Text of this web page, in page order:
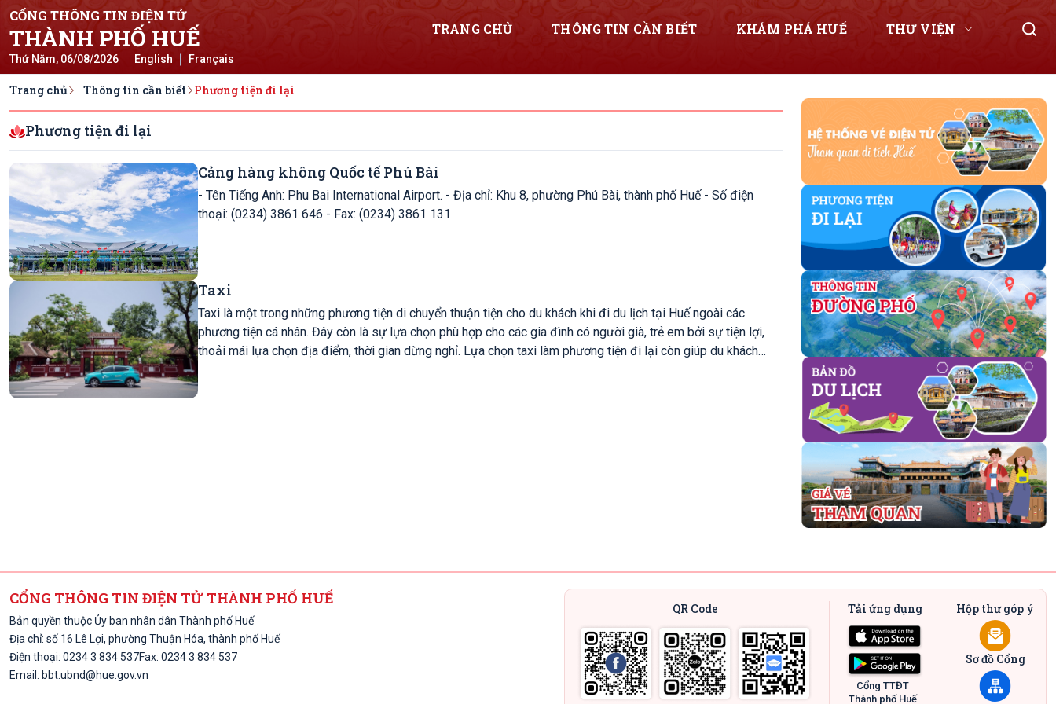
CỔNG THÔNG TIN ĐIỆN TỬ
THÀNH PHỐ HUẾ
Thứ Năm, 06/08/2026 English Français
TRANG CHỦ THÔNG TIN CẦN BIẾT KHÁM PHÁ HUẾ THƯ VIỆN
Trang chủ Thông tin cần biết Phương tiện đi lại
Phương tiện đi lại
Cảng hàng không Quốc tế Phú Bài
- Tên Tiếng Anh: Phu Bai International Airport. - Địa chỉ: Khu 8, phường Phú Bài, thành phố Huế - Số điện
thoại: (0234) 3861 646 - Fax: (0234) 3861 131
Taxi
Taxi là một trong những phương tiện di chuyển thuận tiện cho du khách khi đi du lịch tại Huế ngoài các
phương tiện cá nhân. Đây còn là sự lựa chọn phù hợp cho các gia đình có người già, trẻ em bởi sự tiện lợi,
thoải mái lựa chọn địa điểm, thời gian dừng nghỉ. Lựa chọn taxi làm phương tiện đi lại còn giúp du khách
CỔNG THÔNG TIN ĐIỆN TỬ THÀNH PHỐ HUẾ
Bản quyền thuộc Ủy ban nhân dân Thành phố Huế
Địa chỉ: số 16 Lê Lợi, phường Thuận Hóa, thành phố Huế
Điện thoại: 0234 3 834 537Fax: 0234 3 834 537
Email: bbt.ubnd@hue.gov.vn
QR Code Tải ứng dụng
Cổng TTĐT
Thành phố Huế
Hộp thư góp ý
Sơ đồ Cổng